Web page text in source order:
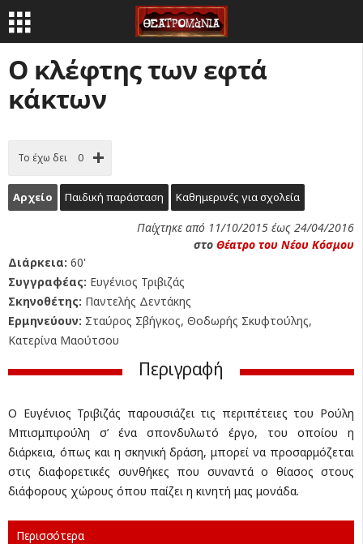
Ο κλέφτης των εφτά
κάκτων
Το έχω δει 0
Αρχείο Παιδική παράσταση Καθημερινές για σχολεία
Παίχτηκε από 11/10/2015 έως 24/04/2016
στο Θέατρο του Νέου Κόσμου
Διάρκεια: 60'
Συγγραφέας: Ευγένιος Τριβιζάς
Σκηνοθέτης: Παντελής Δεντάκης
Ερμηνεύουν: Σταύρος Σβήγκος, Θοδωρής Σκυφτούλης,
Κατερίνα Μαούτσου
Περιγραφή
Ο Ευγένιος Τριβιζάς παρουσιάζει τις περιπέτειες του Ρούλη
Μπισμπιρούλη σ’ ένα σπονδυλωτό έργο, του οποίου η
διάρκεια, όπως και η σκηνική δράση, μπορεί να προσαρμόζεται
στις διαφορετικές συνθήκες που συναντά ο θίασος στους
διάφορους χώρους όπου παίζει η κινητή μας μονάδα.
Περισσότερα